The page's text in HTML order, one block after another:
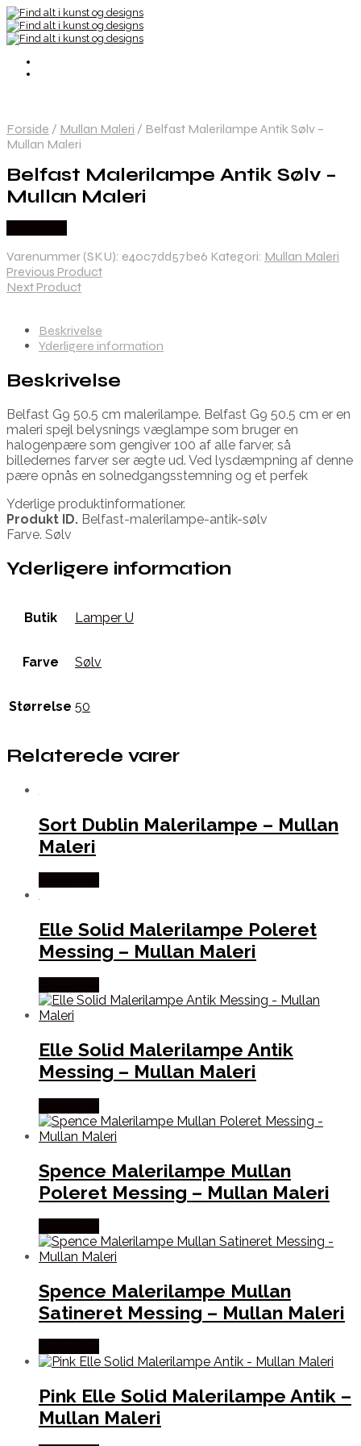
Forside / Mullan Maleri / Belfast Malerilampe Antik Sølv –
Mullan Maleri
Belfast Malerilampe Antik Sølv –
Mullan Maleri
Varenummer (SKU): e40c7dd57be6 Kategori: Mullan Maleri
Previous Product
Next Product
Beskrivelse
Yderligere information
Beskrivelse
Belfast G9 50.5 cm malerilampe. Belfast G9 50.5 cm er en
maleri spejl belysnings væglampe som bruger en
halogenpære som gengiver 100 af alle farver, så
billedernes farver ser ægte ud. Ved lysdæmpning af denne
pære opnås en solnedgangsstemning og et perfek
Yderlige produktinformationer.
Produkt ID. Belfast-malerilampe-antik-sølv
Farve. Sølv
Yderligere information
Butik Lamper U
Farve Sølv
Størrelse 50
Relaterede varer
Sort Dublin Malerilampe – Mullan
Maleri
Elle Solid Malerilampe Poleret
Messing – Mullan Maleri
Elle Solid Malerilampe Antik
Messing – Mullan Maleri
Spence Malerilampe Mullan
Poleret Messing – Mullan Maleri
Spence Malerilampe Mullan
Satineret Messing – Mullan Maleri
Pink Elle Solid Malerilampe Antik –
Mullan Maleri